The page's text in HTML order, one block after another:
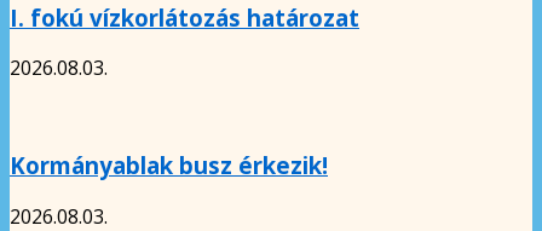
I. fokú vízkorlátozás határozat
2026.08.03.
Kormányablak busz érkezik!
2026.08.03.